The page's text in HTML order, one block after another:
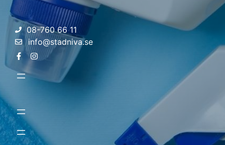
08-760 66 11
info@stadniva.se